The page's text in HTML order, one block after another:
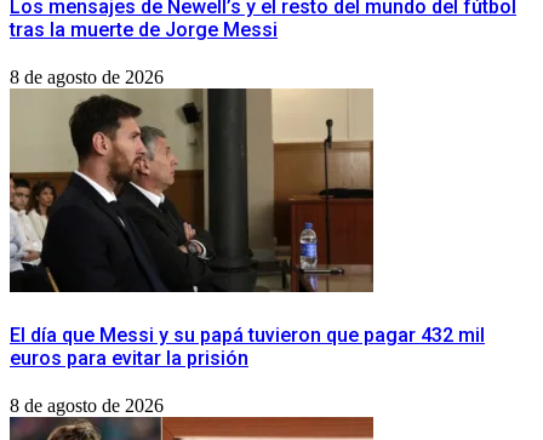
Los mensajes de Newell’s y el resto del mundo del fútbol
tras la muerte de Jorge Messi
8 de agosto de 2026
El día que Messi y su papá tuvieron que pagar 432 mil
euros para evitar la prisión
8 de agosto de 2026